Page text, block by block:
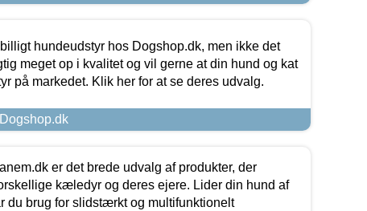
hundeudstyr hos Dogshop.dk, men ikke det
meget op i kvalitet og vil gerne at din hund og kat
på markedet. Klik her for at se deres udvalg.
er det brede udvalg af produkter, der
kæledyr og deres ejere. Lider din hund af
du brug for slidstærkt og multifunktionelt